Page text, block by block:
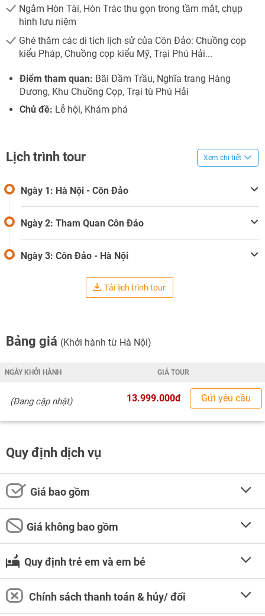
Ngắm Hòn Tài, Hòn Trác thu gọn trong tầm mắt, chụp
hình lưu niệm
Ghé thăm các di tích lịch sử của Côn Đảo: Chuồng cọp
kiểu Pháp, Chuồng cọp kiểu Mỹ, Trại Phú Hải...
Điểm tham quan: Bãi Đầm Trầu, Nghĩa trang Hàng
Dương, Khu Chuồng Cọp, Trại tù Phú Hải
Chủ đề: Lễ hội, Khám phá
Lịch trình tour Xem chi tiết
Ngày 1: Hà Nội - Côn Đảo
Ngày 2: Tham Quan Côn Đảo
Ngày 3: Côn Đảo - Hà Nội
Tải lịch trình tour
Bảng giá (Khởi hành từ Hà Nội)
NGÀY KHỞI HÀNH GIÁ TOUR
(Đang cập nhật) 13.999.000đ Gửi yêu cầu
Quy định dịch vụ
Giá bao gồm
Giá không bao gồm
Quy định trẻ em và em bé
Chính sách thanh toán & hủy/ đổi